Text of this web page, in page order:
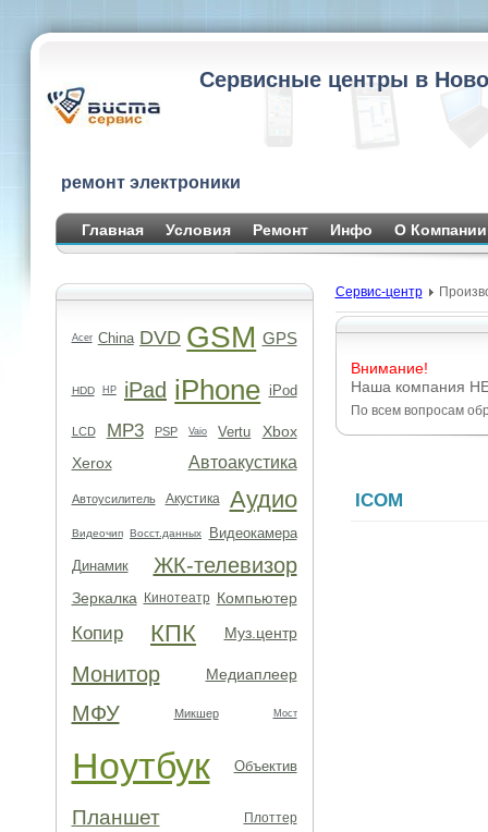
Сервисные центры в
ремонт электроники
Главная Условия Ремонт Инфо О Компании
Acer China DVD GSM GPS
HDD HP iPad iPhone iPod
LCD MP3 PSP Vaio Vertu
Xbox
Xerox
Автоакустика
Автоусилитель Акустика Аудио
Видеочип Восст.данных
Видеокамера
Динамик
ЖК-телевизор
Зеркалка Кинотеатр Компьютер
Копир КПК Муз.центр
Монитор Медиаплеер
МФУ Микшер Мост
Ноутбук Объектив
Планшет Плоттер
Сервис-центр
Внимание!
Наша компания НЕ
По всем вопросам
ICOM